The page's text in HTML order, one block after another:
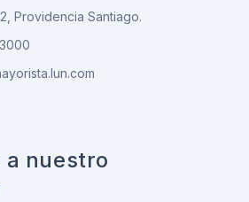
Providencia Santiago.
nuestro